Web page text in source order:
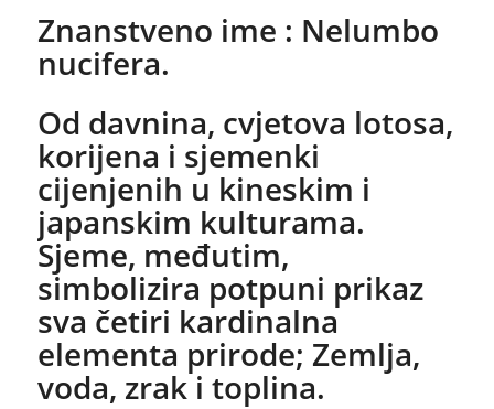
Znanstveno ime : Nelumbo
nucifera.
Od davnina, cvjetova lotosa,
korijena i sjemenki
cijenjenih u kineskim i
japanskim kulturama.
Sjeme, međutim,
simbolizira potpuni prikaz
sva četiri kardinalna
elementa prirode; Zemlja,
voda, zrak i toplina.